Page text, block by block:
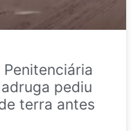
pediu
terra antes